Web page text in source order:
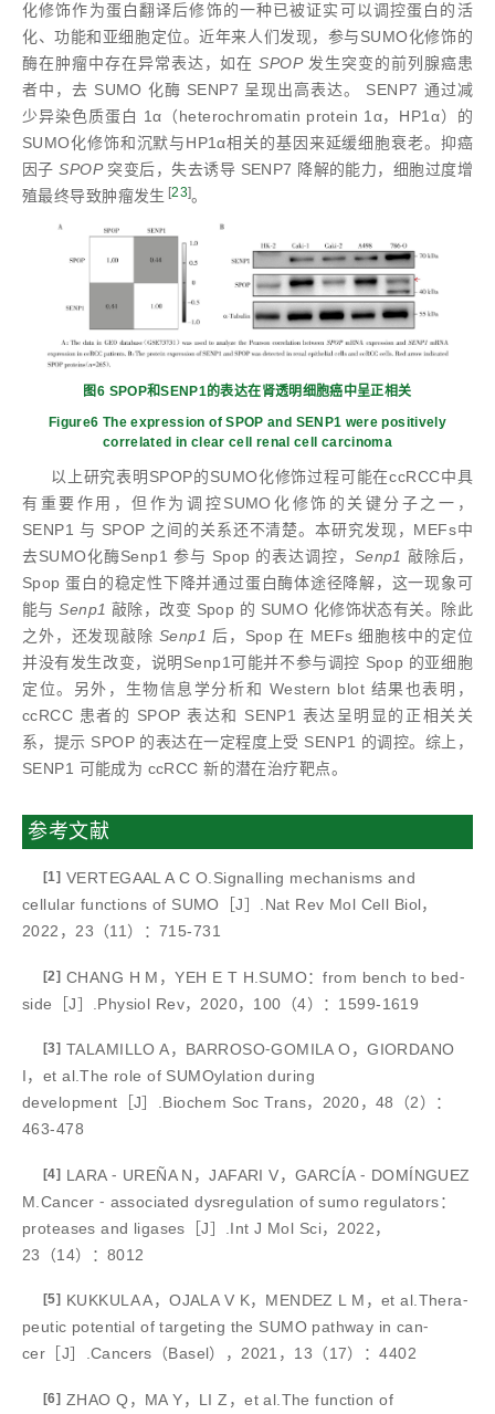
化修饰作为蛋白翻译后修饰的一种已被证实可以调控蛋白的活
化、功能和亚细胞定位。近年来人们发现，参与SUMO化修饰的
酶在肿瘤中存在异常表达，如在 SPOP发生突变的前列腺癌患
者中，去 SUMO 化酶 SENP7 呈现出高表达。 SENP7 通过减
少异染色质蛋白 1α（heterochromatin protein 1α，HP1α）的
SUMO化修饰和沉默与HP1α相关的基因来延缓细胞衰老。抑癌
因子SPOP突变后，失去诱导 SENP7 降解的能力，细胞过度增
殖最终导致肿瘤发生 [23]。
图6 SPOP和SENP1的表达在肾透明细胞癌中呈正相关
Figure6 The expression of SPOP and SENP1 were positively
correlated in clear cell renal cell carcinoma
以上研究表明SPOP的SUMO化修饰过程可能在ccRCC中具
有重要作用，但作为调控SUMO化修饰的关键分子之一，
SENP1 与 SPOP 之间的关系还不清楚。本研究发现，MEFs中
去SUMO化酶Senp1 参与 Spop 的表达调控， Senp1 敲除后，
Spop 蛋白的稳定性下降并通过蛋白酶体途径降解，这一现象可
能与Senp1 敲除，改变 Spop 的 SUMO 化修饰状态有关。除此
之外，还发现敲除 Senp1 后，Spop 在 MEFs 细胞核中的定位
并没有发生改变，说明Senp1可能并不参与调控 Spop 的亚细胞
定位。另外，生物信息学分析和 Western blot 结果也表明，
ccRCC 患者的 SPOP 表达和 SENP1 表达呈明显的正相关关
系，提示 SPOP 的表达在一定程度上受 SENP1 的调控。综上，
SENP1 可能成为 ccRCC 新的潜在治疗靶点。
参考文献
[1] VERTEGAAL A C O.Signalling mechanisms and
cellular functions of SUMO［J］.Nat Rev Mol Cell Biol，
2022，23（11）：715-731
[2] CHANG H M，YEH E T H.SUMO：from bench to bed⁃
side［J］.Physiol Rev，2020，100（4）：1599-1619
[3] TALAMILLO A，BARROSO⁃GOMILA O，GIORDANO
I，et al.The role of SUMOylation during
development［J］.Biochem Soc Trans，2020，48（2）：
463-478
[4] LARA ⁃ UREÑA N，JAFARI V，GARCÍA ⁃ DOMÍNGUEZ
M.Cancer ⁃ associated dysregulation of sumo regulators：
proteases and ligases［J］.Int J Mol Sci，2022，
23（14）：8012
[5] KUKKULA A，OJALA V K，MENDEZ L M，et al.Thera⁃
peutic potential of targeting the SUMO pathway in can⁃
cer［J］.Cancers（Basel），2021，13（17）：4402
[6] ZHAO Q，MA Y，LI Z，et al.The function of